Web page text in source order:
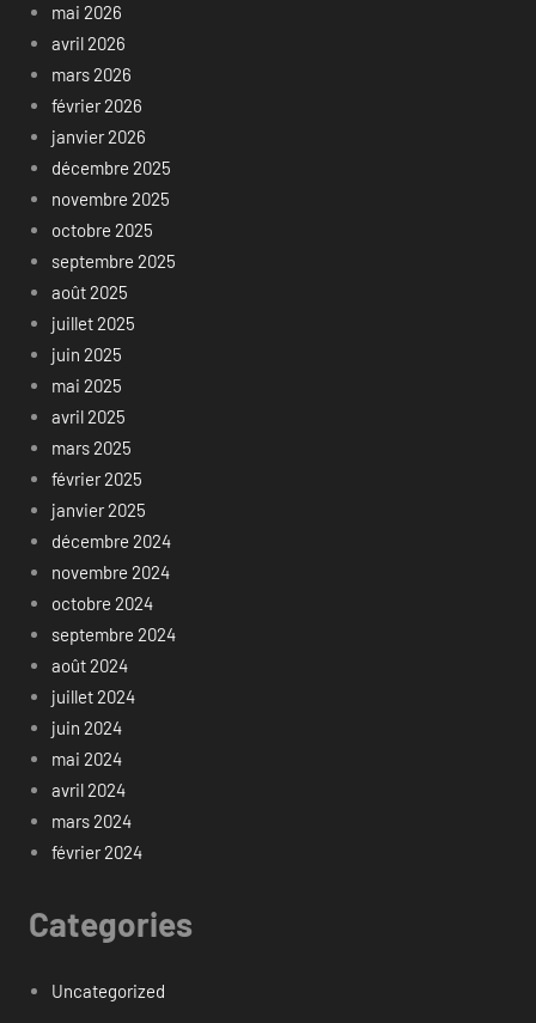
mai 2026
avril 2026
mars 2026
février 2026
janvier 2026
décembre 2025
novembre 2025
octobre 2025
septembre 2025
août 2025
juillet 2025
juin 2025
mai 2025
avril 2025
mars 2025
février 2025
janvier 2025
décembre 2024
novembre 2024
octobre 2024
septembre 2024
août 2024
juillet 2024
juin 2024
mai 2024
avril 2024
mars 2024
février 2024
Categories
Uncategorized